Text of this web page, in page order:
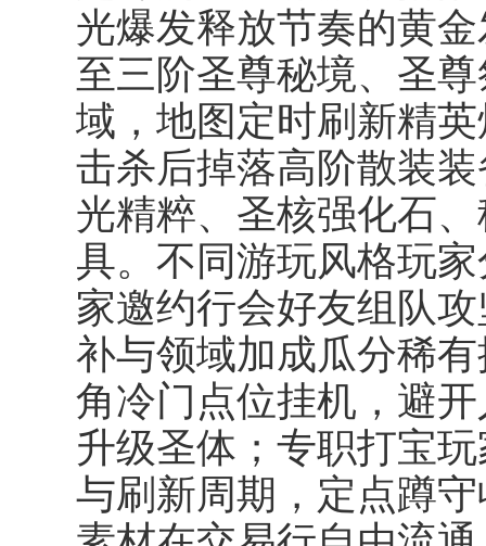
光爆发释放节奏的黄
至三阶圣尊秘境、圣
域，地图定时刷新精
击杀后掉落高阶散装
光精粹、圣核强化石
具。不同游玩风格玩
家邀约行会好友组队
补与领域加成瓜分稀
角冷门点位挂机，避
升级圣体；专职打宝
与刷新周期，定点蹲